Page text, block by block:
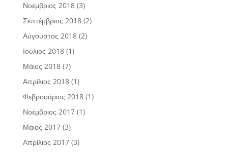
Νοέμβριος 2018(3)
Σεπτέμβριος 2018(2)
Αύγουστος 2018(2)
Ιούλιος 2018(1)
Μάιος 2018(7)
Απρίλιος 2018(1)
Φεβρουάριος 2018(1)
Νοέμβριος 2017(1)
Μάιος 2017(3)
Απρίλιος 2017(3)